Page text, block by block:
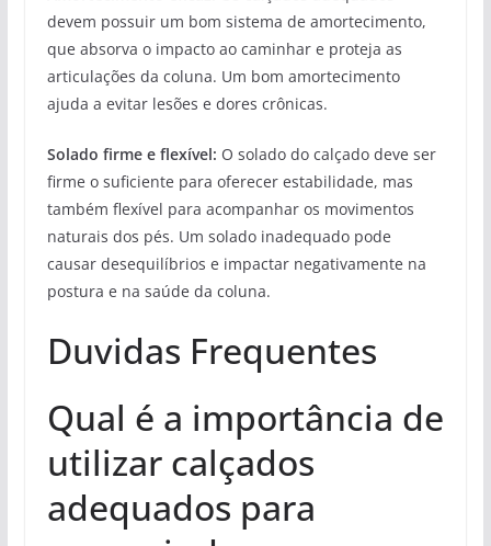
devem possuir um bom sistema de amortecimento,
que absorva o impacto ao caminhar e proteja as
articulações da coluna. Um bom amortecimento
ajuda a evitar lesões e dores crônicas.
Solado firme e flexível: O solado do calçado deve ser
firme o suficiente para oferecer estabilidade, mas
também flexível para acompanhar os movimentos
naturais dos pés. Um solado inadequado pode
causar desequilíbrios e impactar negativamente na
postura e na saúde da coluna.
Duvidas Frequentes
Qual é a importância de
utilizar calçados
adequados para